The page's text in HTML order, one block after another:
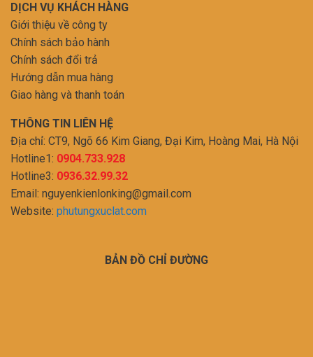
DỊCH VỤ KHÁCH HÀNG
Giới thiệu về công ty
Chính sách bảo hành
Chính sách đổi trả
Hướng dẫn mua hàng
Giao hàng và thanh toán
THÔNG TIN LIÊN HỆ
Địa chỉ: CT9, Ngõ 66 Kim Giang, Đại Kim, Hoàng Mai, Hà Nội
Hotline1: 0904.733.928
Hotline3: 0936.32.99.32
Email: nguyenkienlonking@gmail.com
Website: phutungxuclat.com
BẢN ĐỒ CHỈ ĐƯỜNG